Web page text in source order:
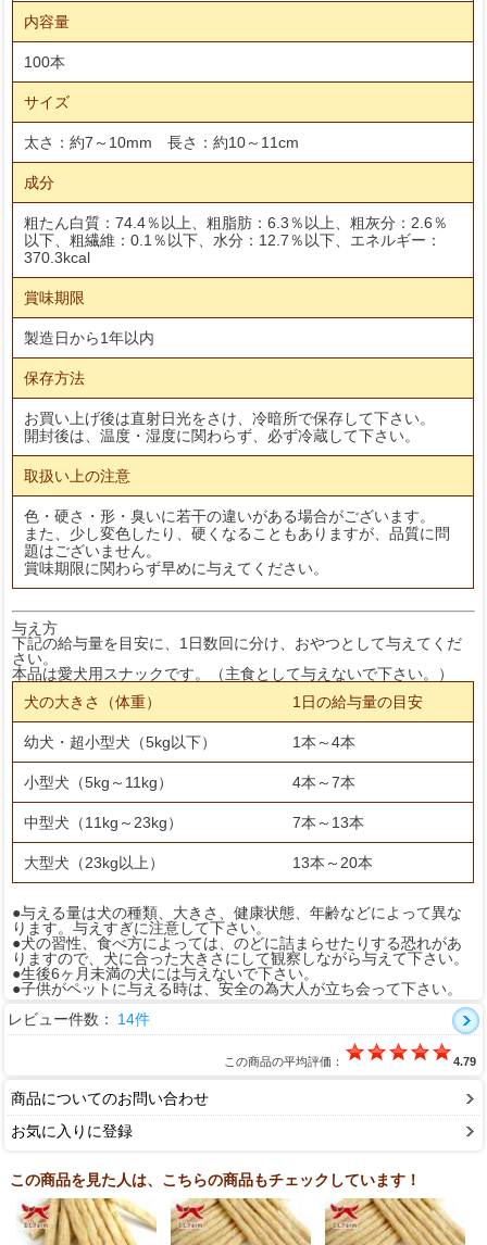
内容量
100本
サイズ
太さ：約7～10mm 長さ：約10～11cm
成分
粗たん白質：74.4％以上、粗脂肪：6.3％以上、粗灰分：2.6％
以下、粗繊維：0.1％以下、水分：12.7％以下、エネルギー：
370.3kcal
賞味期限
製造日から1年以内
保存方法
お買い上げ後は直射日光をさけ、冷暗所で保存して下さい。
開封後は、温度・湿度に関わらず、必ず冷蔵して下さい。
取扱い上の注意
色・硬さ・形・臭いに若干の違いがある場合がございます。
また、少し変色したり、硬くなることもありますが、品質に問
題はございません。
賞味期限に関わらず早めに与えてください。
与え方
下記の給与量を目安に、1日数回に分け、おやつとして与えてくだ
さい。
本品は愛犬用スナックです。（主食として与えないで下さい。）
犬の大きさ（体重）
1日の給与量の目安
幼犬・超小型犬（5kg以下） 1本～4本
小型犬（5kg～11kg） 4本～7本
中型犬（11kg～23kg） 7本～13本
大型犬（23kg以上） 13本～20本
●与える量は犬の種類、大きさ、健康状態、年齢などによって異な
ります。与えすぎに注意して下さい。
●犬の習性、食べ方によっては、のどに詰まらせたりする恐れがあ
りますので、犬に合った大きさにして観察しながら与えて下さい。
●生後6ヶ月未満の犬には与えないで下さい。
●子供がペットに与える時は、安全の為大人が立ち会って下さい。
レビュー件数：
14件
この商品の平均評価： 4.79
商品についてのお問い合わせ
お気に入りに登録
この商品を見た人は、こちらの商品もチェックしています！